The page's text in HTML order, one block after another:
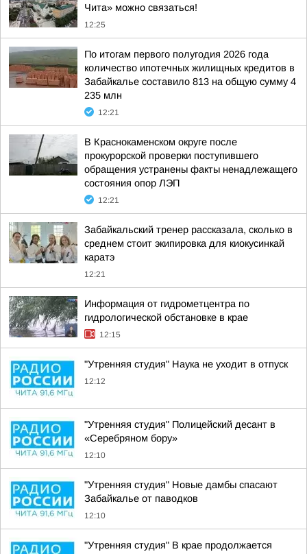
Чита» можно связаться!
12:25
По итогам первого полугодия 2026 года
количество ипотечных жилищных кредитов в
Забайкалье составило 813 на общую сумму 4
235 млн
12:21
В Краснокаменском округе после
прокурорской проверки поступившего
обращения устранены факты ненадлежащего
состояния опор ЛЭП
12:21
Забайкальский тренер рассказала, сколько в
среднем стоит экипировка для киокусинкай
каратэ
12:21
Информация от гидрометцентра по
гидрологической обстановке в крае
12:15
"Утренняя студия" Наука не уходит в отпуск
12:12
"Утренняя студия" Полицейский десант в
«Серебряном бору»
12:10
"Утренняя студия" Новые дамбы спасают
Забайкалье от паводков
12:10
"Утренняя студия" В крае продолжается